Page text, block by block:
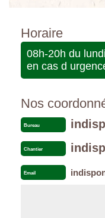
Horaire
08h-20h du
en cas d
Nos
Bureau
Chantier
Email